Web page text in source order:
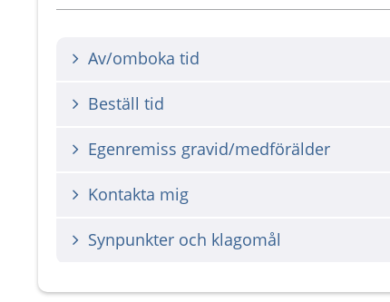
Av/omboka tid
Beställ tid
Egenremiss gravid/medförälder
Kontakta mig
Synpunkter och klagomål